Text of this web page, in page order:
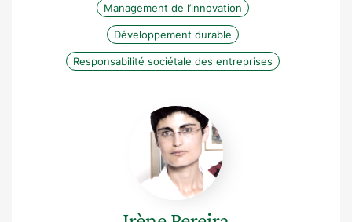
Management de l’innovation
Développement durable
Responsabilité sociétale des entreprises
Irène
Pereira